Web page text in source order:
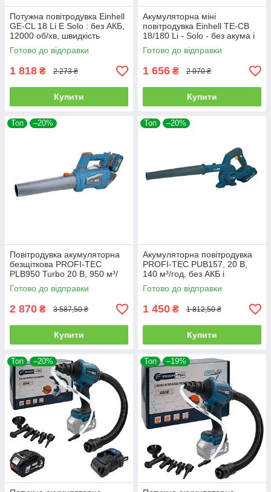
Потужна повітродувка Einhell
GE-CL 18 Li E Solo : без АКБ,
12000 об/хв, швидкість
видування 210 км/год
Готово до відправки
1 818 ₴ 2 273 ₴
Купити
Акумуляторна міні
повітродувка Einhell TE-CB
18/180 Li - Solo - без акума і
зарядки (3408001)
Готово до відправки
1 656 ₴ 2 070 ₴
Купити
Топ –20%
Повітродувка акумуляторна
безщіткова PROFI-TEC
PLB950 Turbo 20 В, 950 м³/
год, 200 км/год, без АКБ і ЗП
Готово до відправки
2 870 ₴ 3 587,50 ₴
Купити
Топ –20%
Акумуляторна повітродувка
PROFI-TEC PUB157, 20 В,
140 м³/год, без АКБ і
зарядного
Готово до відправки
1 450 ₴ 1 812,50 ₴
Купити
Топ –20% Топ –19%